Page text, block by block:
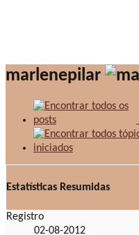
marlenepilar
Estatísticas Resumidas
Registro
02-08-2012